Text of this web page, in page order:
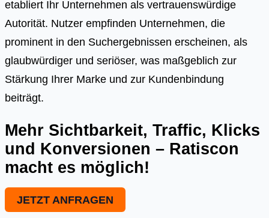
etabliert Ihr Unternehmen als vertrauenswürdige
Autorität. Nutzer empfinden Unternehmen, die
prominent in den Suchergebnissen erscheinen, als
glaubwürdiger und seriöser, was maßgeblich zur
Stärkung Ihrer Marke und zur Kundenbindung
beiträgt.
Mehr Sichtbarkeit, Traffic, Klicks
und Konversionen – Ratiscon
macht es möglich!
JETZT ANFRAGEN